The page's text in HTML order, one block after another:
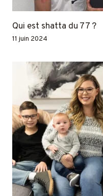
Qui est shatta du 77 ?
11 juin 2024